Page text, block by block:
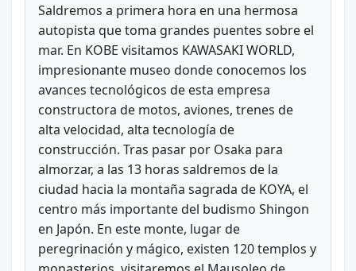
Saldremos a primera hora en una hermosa
autopista que toma grandes puentes sobre el
mar. En KOBE visitamos KAWASAKI WORLD,
impresionante museo donde conocemos los
avances tecnológicos de esta empresa
constructora de motos, aviones, trenes de
alta velocidad, alta tecnología de
construcción. Tras pasar por Osaka para
almorzar, a las 13 horas saldremos de la
ciudad hacia la montaña sagrada de KOYA, el
centro más importante del budismo Shingon
en Japón. En este monte, lugar de
peregrinación y mágico, existen 120 templos y